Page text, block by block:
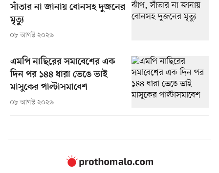
সাঁতার না জানায় বোনসহ দুজনের
মৃত্যু
০৮ আগস্ট ২০২৬
এমপি নাছিরের সমাবেশের এক
দিন পর ১৪৪ ধারা ভেঙে ভাই
মাসুকের পাল্টাসমাবেশ
০৮ আগস্ট ২০২৬